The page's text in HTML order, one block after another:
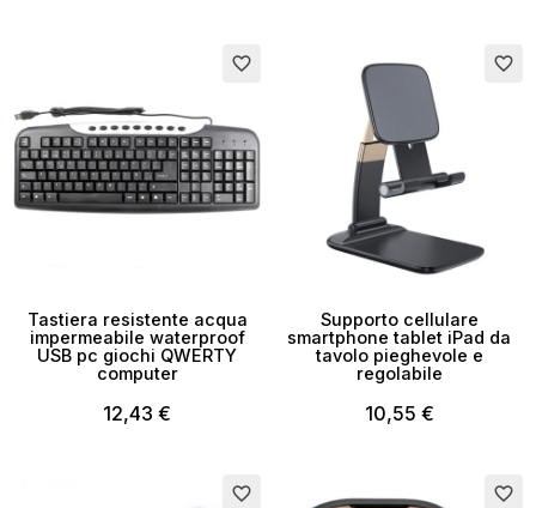
favorite_border
Tastiera resistente acqua
impermeabile waterproof
USB pc giochi QWERTY
computer
12,43 €
favorite_border
Supporto cellulare
smartphone tablet iPad da
tavolo pieghevole e
regolabile
10,55 €
favorite_border favorite_border
Nome lista dei desideri